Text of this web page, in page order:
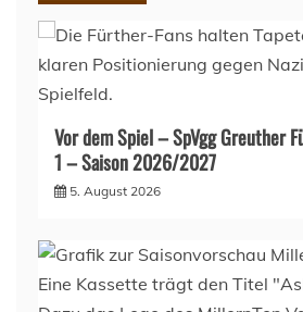
Vor dem Spiel – SpVgg Greuther
1 – Saison 2026/2027
5. August 2026